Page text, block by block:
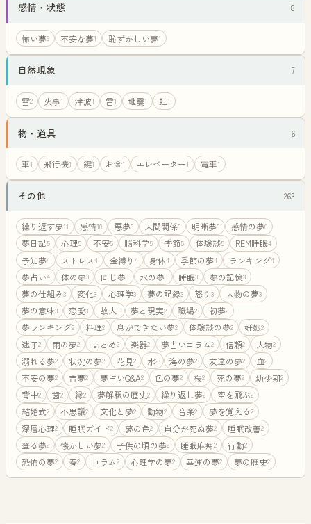
感情・状態 8
怖い夢6 不安な夢1 恥ずかしい夢1
自然現象 7
雪2 火事1 津波1 雷1 地震1 虹1
物・道具 6
車1 飛行機1 鍵1 お金1 エレベーター1 電車1
その他 263
繰り返す夢11 感情10 悪夢6 人間関係6 明晰夢6 感情の夢6
夢日記5 心理5 不安5 脳科学5 季節5 体験談5 REM睡眠4
予知夢4 ストレス4 金縛り 4 身体4 季節の夢4 ランキング4
夢占い4 体の夢3 同じ夢3 水の夢3 睡眠3 夢の記憶3
夢の仕組み3 変化3 心理学3 夢の記録3 怒り3 人物の夢3
夢の意味3 恋愛3 故人3 夢と現実2 職場2 初夢2
夢ランキング2 料理2 息ができない夢2 体験談の夢2 妊娠2
迷子2 雨の夢2 まとめ2 楽器2 夢占いコラム2 信頼2 人物2
溺れる夢2 状況の夢2 花見2 水2 海の夢2 友達の夢2 血2
不安の夢2 吉夢2 夢占いQ&A2 色の夢2 桜2 死の夢2 幼少期2
背中2 歯2 縁2 夢解釈の歴史2 繰り返し夢2 空を飛ぶ2
結婚式2 不思議2 文化と夢2 動物2 音楽2 夢を覚える2
深層心理2 睡眠ガイド2 夢の色2 自分が死ぬ夢2 睡眠改善2
登る夢2 懐かしい夢2 子供の頃の夢2 睡眠麻痺2 行動2
恐怖の夢2 春2 コラム2 心理学の夢2 幸運の夢2 夢の歴史2